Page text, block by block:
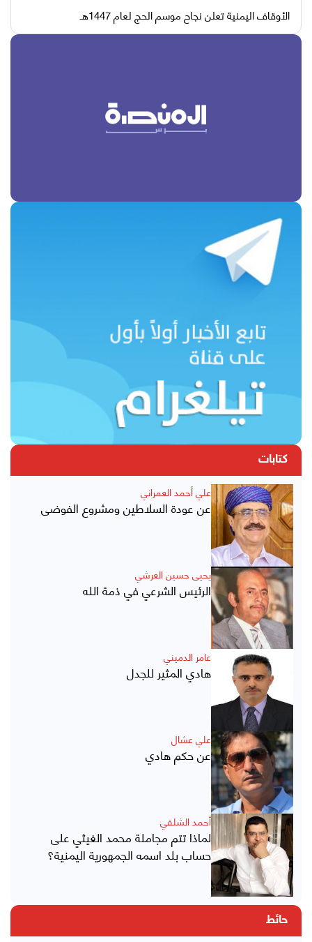
الأوقاف اليمنية تعلن نجاح موسم الحج لعام 1447هـ
كتابات
علي أحمد العمراني
عن عودة السلاطين ومشروع الفوضى
يحيى حسين العرشي
الرئيس الشرعي في ذمة الله
عامر الدميني
هادي المثير للجدل
علي عشال
عن حكم هادي
أحمد الشلفي
لماذا تتم مجاملة محمد الغيثي على
حساب بلد اسمه الجمهورية اليمنية؟
حائط